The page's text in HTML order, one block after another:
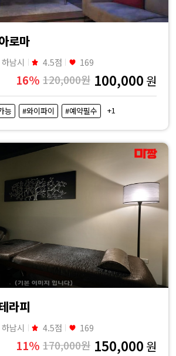
로마
남시 4.5점 169
16% 120,000원 100,000 원
능 #와이파이 #예약필수 +1
라피
남시 4.5점 169
11% 170,000원 150,000 원